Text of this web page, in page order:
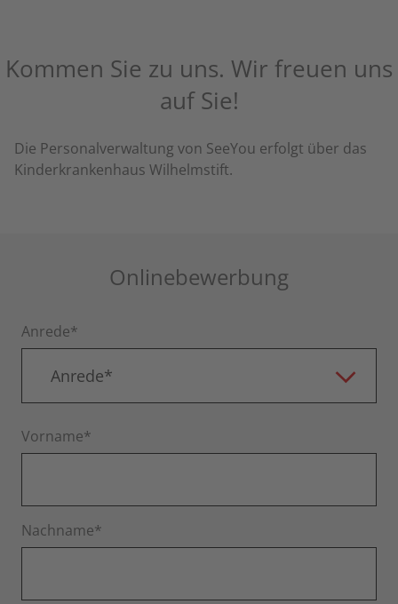
Kommen Sie zu uns. Wir freuen uns
auf Sie!
Die Personalverwaltung von SeeYou erfolgt über das
Kinderkrankenhaus Wilhelmstift.
Onlinebewerbung
Anrede*
Anrede*
Vorname*
Nachname*